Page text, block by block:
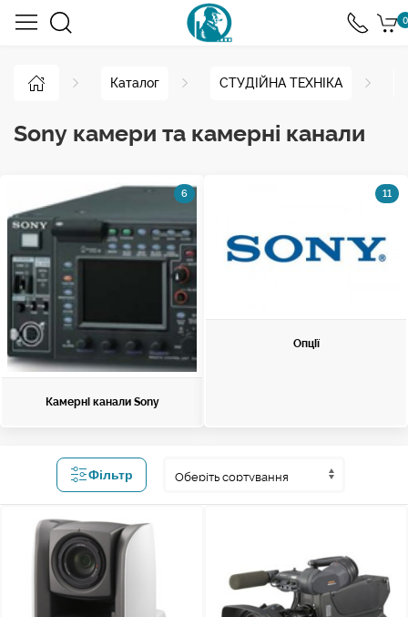
0
Каталог СТУДІЙНА ТЕХНІКА
Sony камери та камерні канали
6
Камерні канали Sony
11
Опції
Фільтр